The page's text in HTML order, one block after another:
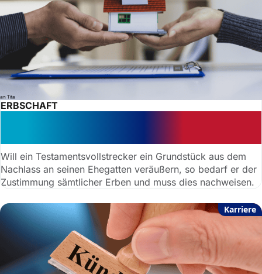
ERBSCHAFT
Will ein Testamentsvollstrecker ein Grundstück aus dem
Nachlass an seinen Ehegatten veräußern, so bedarf er der
Zustimmung sämtlicher Erben und muss dies nachweisen.
Karriere